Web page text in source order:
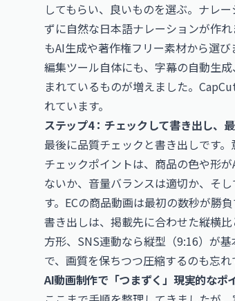
してもらい、良いものを選ぶ。ナレ
ずに自然な日本語ナレーションが作
もAI生成や著作権フリー素材から選び
編集ツール自体にも、字幕の自動生
まれているものが増えました。
れています。
ステップ4：チェックして書き出し、
最後に品質チェックと書き出しです
チェックポイントは、商品の色や形
ないか、音量バランスは適切か、そ
す。ECの商品動画は最初の数秒が勝負
書き出しは、掲載先に合わせた縦横
方形、SNS連動なら縦型（9:16）が
で、画質を保ちつつ圧縮するのも忘れ
AI動画制作で「つまずく」現実的なポ